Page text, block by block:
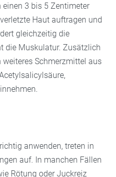
3 bis 5 Zentimeter
Haut auftragen und
gleichzeitig die
die Muskulatur. Zusätzlich
Schmerzmittel aus
anwenden, treten in
auf. In manchen Fällen
Rötung oder Juckreiz